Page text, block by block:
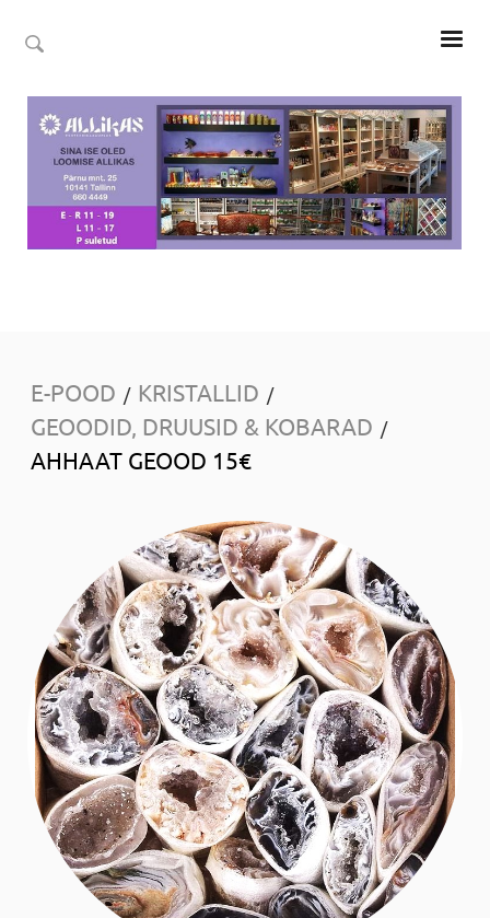
E-POOD / KRISTALLID /
GEOODID, DRUUSID & KOBARAD /
AHHAAT GEOOD 15€